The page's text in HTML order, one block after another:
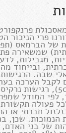
פרי הניכור
של הברמאס
שמשאירה
מגבילות,
ובייחוד
שבה.
לקבל הערכה
(הונת, 2008, עמ' 50),
לפי המודל
פעולה
חברתי או
שכן,
של בני האדם,